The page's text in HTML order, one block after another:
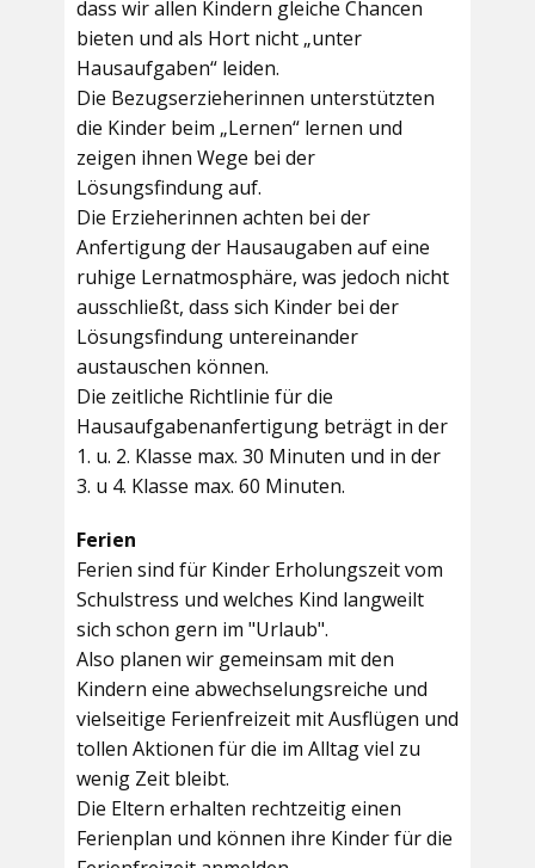
dass wir allen Kindern gleiche Chancen
bieten und als Hort nicht „unter
Hausaufgaben“ leiden.
Die Bezugserzieherinnen unterstützten
die Kinder beim „Lernen“ lernen und
zeigen ihnen Wege bei der
Lösungsfindung auf.
Die Erzieherinnen achten bei der
Anfertigung der Hausaugaben auf eine
ruhige Lernatmosphäre, was jedoch nicht
ausschließt, dass sich Kinder bei der
Lösungsfindung untereinander
austauschen können.
Die zeitliche Richtlinie für die
Hausaufgabenanfertigung beträgt in der
1. u. 2. Klasse max. 30 Minuten und in der
3. u 4. Klasse max. 60 Minuten.
Ferien
Ferien sind für Kinder Erholungszeit vom
Schulstress und welches Kind langweilt
sich schon gern im "Urlaub".
Also planen wir gemeinsam mit den
Kindern eine abwechselungsreiche und
vielseitige Ferienfreizeit mit Ausflügen und
tollen Aktionen für die im Alltag viel zu
wenig Zeit bleibt.
Die Eltern erhalten rechtzeitig einen
Ferienplan und können ihre Kinder für die